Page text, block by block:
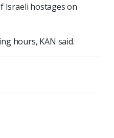
Israeli hostages on
hours, KAN said.